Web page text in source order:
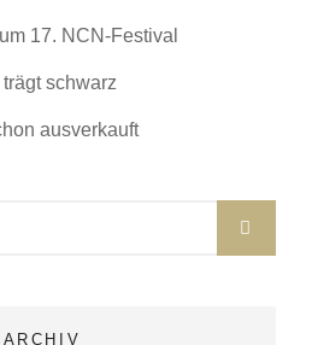
17. NCN-Festival
schwarz
ausverkauft
ARCHIV